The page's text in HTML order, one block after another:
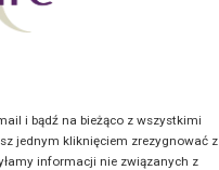
i bądź na bieżąco z wszystkimi
jednym kliknięciem zrezygnować z
informacji nie związanych z